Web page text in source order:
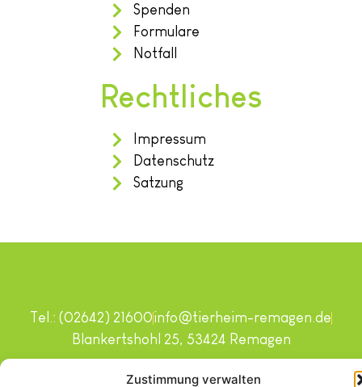
Zustimmung verwalten
Spenden
Formulare
Notfall
Rechtliches
Impressum
Datenschutz
Satzung
Copyright © 2024. Alle Rechte vorbehalten.
Tel.: (02642) 21600info@tierheim-remagen.de
Blankertshohl 25, 53424 Remagen